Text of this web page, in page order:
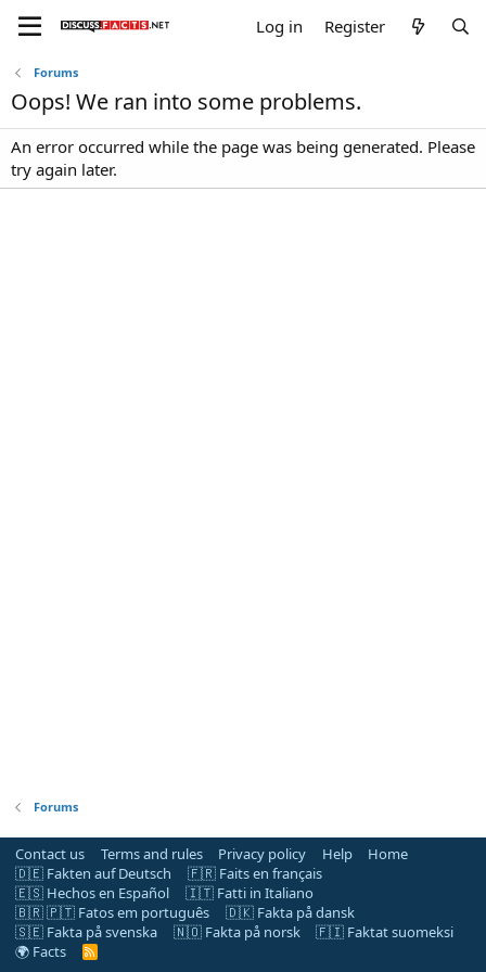
Log in Register
Forums
Oops! We ran into some problems.
An error occurred while the page was being generated. Please
try again later.
Forums
Contact us Terms and rules Privacy policy Help
Home
🇩🇪 Fakten auf Deutsch
🇫🇷 Faits en français
🇪🇸 Hechos en Español
🇮🇹 Fatti in Italiano
🇧🇷 🇵🇹 Fatos em português
🇩🇰 Fakta på dansk
🇸🇪 Fakta på svenska
🇳🇴 Fakta på norsk
🇫🇮 Faktat suomeksi
🌍 Facts
R